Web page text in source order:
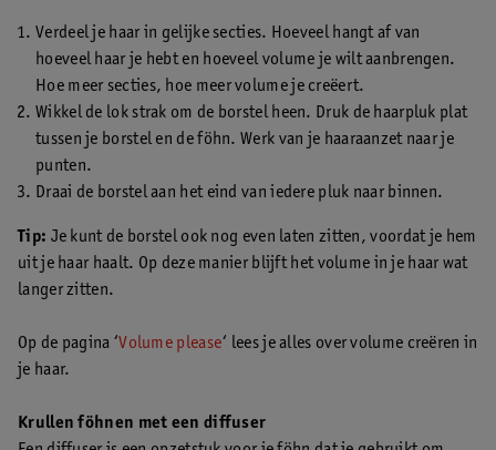
Verdeel je haar in gelijke secties. Hoeveel hangt af van
hoeveel haar je hebt en hoeveel volume je wilt aanbrengen.
Hoe meer secties, hoe meer volume je creëert.
Wikkel de lok strak om de borstel heen. Druk de haarpluk plat
tussen je borstel en de föhn. Werk van je haaraanzet naar je
punten.
Draai de borstel aan het eind van iedere pluk naar binnen.
Tip: Je kunt de borstel ook nog even laten zitten, voordat je hem
uit je haar haalt. Op deze manier blijft het volume in je haar wat
langer zitten.
Op de pagina ‘Volume please‘ lees je alles over volume creëren in
je haar.
Krullen föhnen met een diffuser